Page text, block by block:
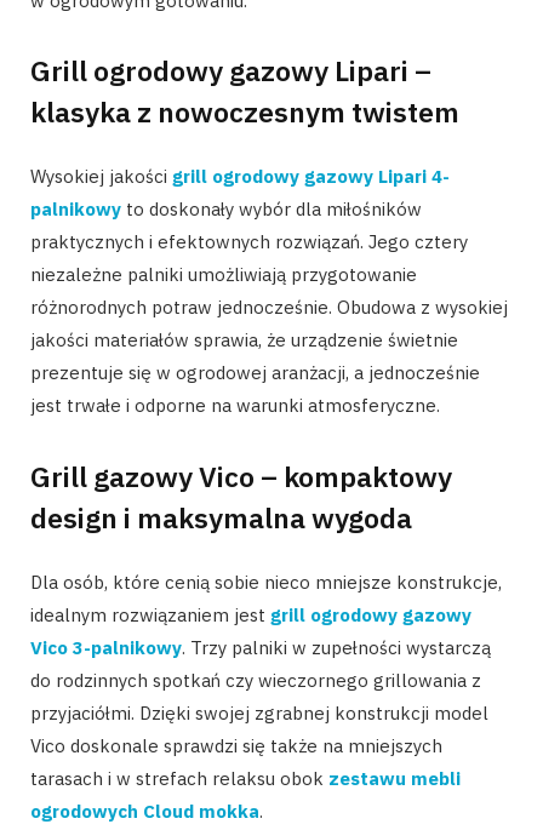
Grill ogrodowy gazowy Lipari –
klasyka z nowoczesnym twistem
Wysokiej jakości grill ogrodowy gazowy Lipari 4-
palnikowy to doskonały wybór dla miłośników
praktycznych i efektownych rozwiązań. Jego cztery
niezależne palniki umożliwiają przygotowanie
różnorodnych potraw jednocześnie. Obudowa z wysokiej
jakości materiałów sprawia, że urządzenie świetnie
prezentuje się w ogrodowej aranżacji, a jednocześnie
jest trwałe i odporne na warunki atmosferyczne.
Grill gazowy Vico – kompaktowy
design i maksymalna wygoda
Dla osób, które cenią sobie nieco mniejsze konstrukcje,
idealnym rozwiązaniem jest grill ogrodowy gazowy
Vico 3-palnikowy. Trzy palniki w zupełności wystarczą
do rodzinnych spotkań czy wieczornego grillowania z
przyjaciółmi. Dzięki swojej zgrabnej konstrukcji model
Vico doskonale sprawdzi się także na mniejszych
tarasach i w strefach relaksu obok zestawu mebli
ogrodowych Cloud mokka.